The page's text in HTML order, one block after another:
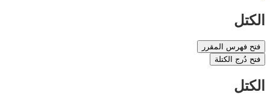
الكتل
فتح فهرس المقرر
فتح دُرج الكتلة
الكتل